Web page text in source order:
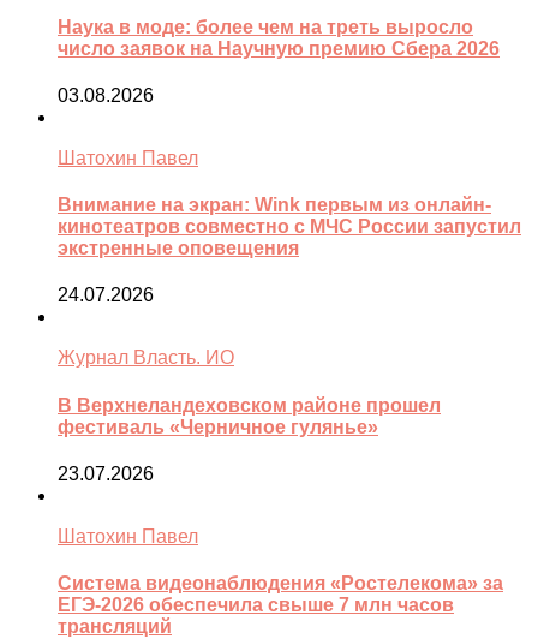
Наука в моде: более чем на треть выросло
число заявок на Научную премию Сбера 2026
03.08.2026
Шатохин Павел
Внимание на экран: Wink первым из онлайн-
кинотеатров совместно с МЧС России запустил
экстренные оповещения
24.07.2026
Журнал Власть. ИО
В Верхнеландеховском районе прошел
фестиваль «Черничное гулянье»
23.07.2026
Шатохин Павел
Система видеонаблюдения «Ростелекома» за
ЕГЭ-2026 обеспечила свыше 7 млн часов
трансляций